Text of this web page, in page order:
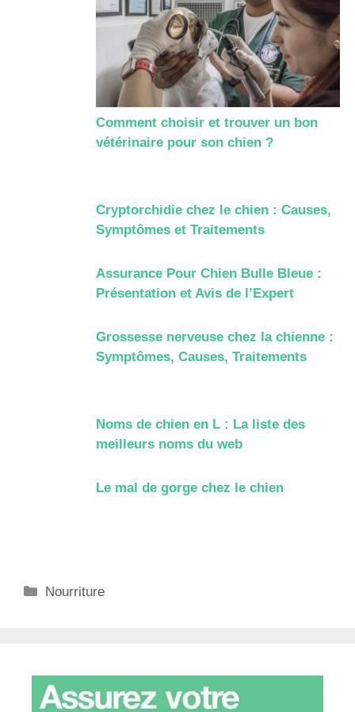
Comment choisir et trouver un bon
vétérinaire pour son chien ?
Cryptorchidie chez le chien : Causes,
Symptômes et Traitements
Assurance Pour Chien Bulle Bleue :
Présentation et Avis de l’Expert
Grossesse nerveuse chez la chienne :
Symptômes, Causes, Traitements
Noms de chien en L : La liste des
meilleurs noms du web
Le mal de gorge chez le chien
Catégories
Nourriture